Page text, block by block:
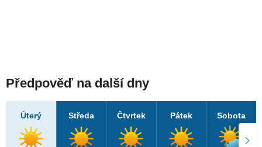
Předpověď na další dny
Úterý Středa Čtvrtek Pátek Sobota